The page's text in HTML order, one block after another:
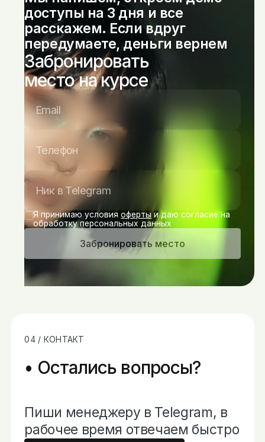
доступы на 3 дня и все
расскажем. Если вдруг
передумаете, деньги вернем
Забронировать
место на курсе
Я принимаю условияофертыи даю согласие на
обработку персональных данных
Забронировать место
04 / КОНТАКТ
Остались вопросы?
Пиши менеджеру в Telegram, в
рабочее время отвечаем быстро